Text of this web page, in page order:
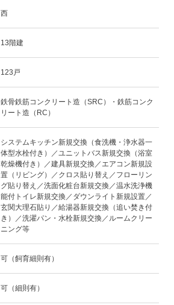
西
13階建
123戸
鉄骨鉄筋コンクリート造（SRC）・鉄筋コンク
リート造（RC）
システムキッチン新規交換（食洗機・浄水器一
体型水栓付き）／ユニットバス新規交換（浴室
乾燥機付き）／建具新規交換／エアコン新規設
置（リビング）／クロス貼り替え／フローリン
グ貼り替え／洗面化粧台新規交換／温水洗浄機
能付トイレ新規交換／ダウンライト新規設置／
玄関大理石貼り／給湯器新規交換（追い焚き付
き）／洗濯パン・水栓新規交換／ルームクリー
ニング等
可（飼育細則有）
可（細則有）